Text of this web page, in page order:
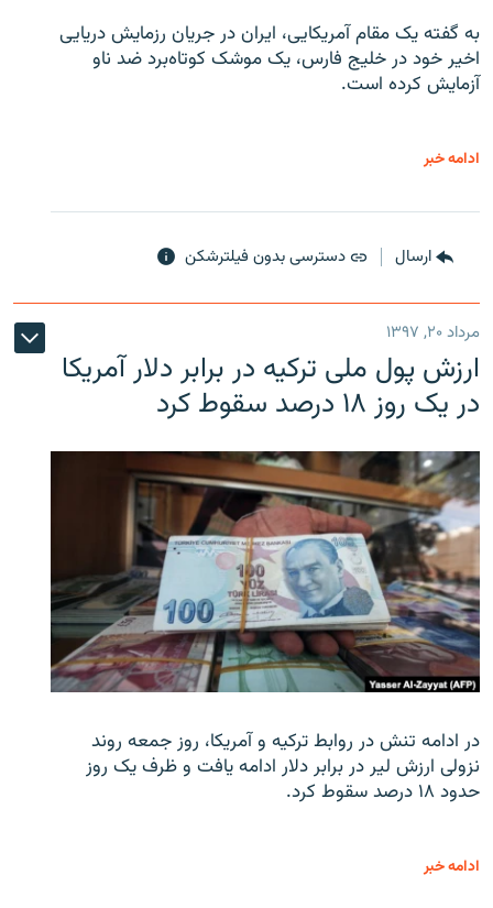
به گفته یک مقام آمریکایی، ایران در جریان رزمایش دریایی
اخیر خود در خلیج فارس، یک موشک کوتاه‌برد ضد ناو
آزمایش کرده است.
ادامه خبر
ارسال دسترسی بدون فیلترشکن
مرداد ۲۰, ۱۳۹۷
ارزش پول ملی ترکیه در برابر دلار آمریکا
در یک روز ۱۸ درصد سقوط کرد
در ادامه تنش در روابط ترکیه و آمریکا، روز جمعه روند
نزولی ارزش لیر در برابر دلار ادامه یافت و ظرف یک روز
حدود ۱۸ درصد سقوط کرد.
ادامه خبر